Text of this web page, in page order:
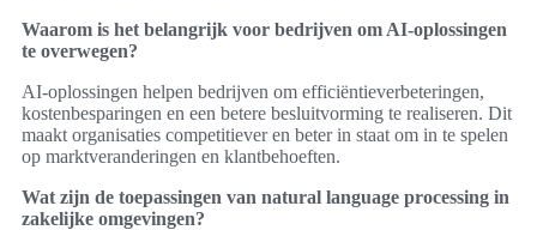
Waarom is het belangrijk voor bedrijven om AI-oplossingen
te overwegen?
AI-oplossingen helpen bedrijven om efficiëntieverbeteringen,
kostenbesparingen en een betere besluitvorming te realiseren. Dit
maakt organisaties competitiever en beter in staat om in te spelen
op marktveranderingen en klantbehoeften.
Wat zijn de toepassingen van natural language processing in
zakelijke omgevingen?